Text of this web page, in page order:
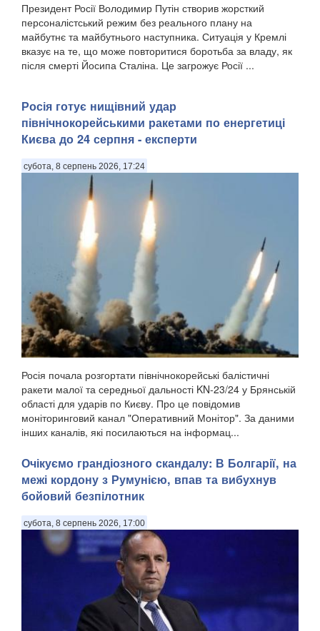
Президент Росії Володимир Путін створив жорсткий
персоналістський режим без реального плану на
майбутнє та майбутнього наступника. Ситуація у Кремлі
вказує на те, що може повторитися боротьба за владу, як
після смерті Йосипа Сталіна. Це загрожує Росії ...
Росія готує нищівний удар
північнокорейськими ракетами по енергетиці
Києва до 24 серпня - експерти
субота, 8 серпень 2026, 17:24
Росія почала розгортати північнокорейські балістичні
ракети малої та середньої дальності KN-23/24 у Брянській
області для ударів по Києву. Про це повідомив
моніторинговий канал "Оперативний Монітор". За даними
інших каналів, які посилаються на інформац...
Очікуємо грандіозного скандалу: В Болгарії, на
межі кордону з Румунією, впав та вибухнув
бойовий безпілотник
субота, 8 серпень 2026, 17:00